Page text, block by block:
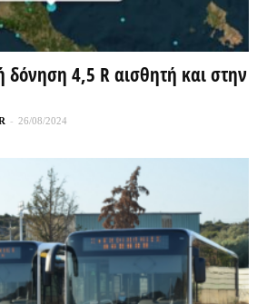
δόνηση 4,5 R αισθητή και στην
- 26/08/2024